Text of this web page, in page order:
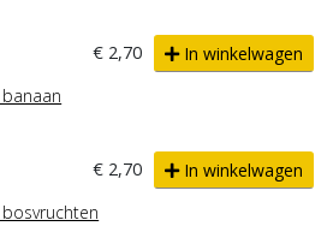
€ 2,70
In winkelwagen
€ 2,70
In winkelwagen